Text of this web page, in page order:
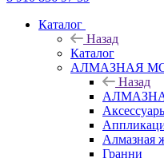
Каталог
Назад
Каталог
АЛМАЗНАЯ
Назад
Алмазная
Гранни